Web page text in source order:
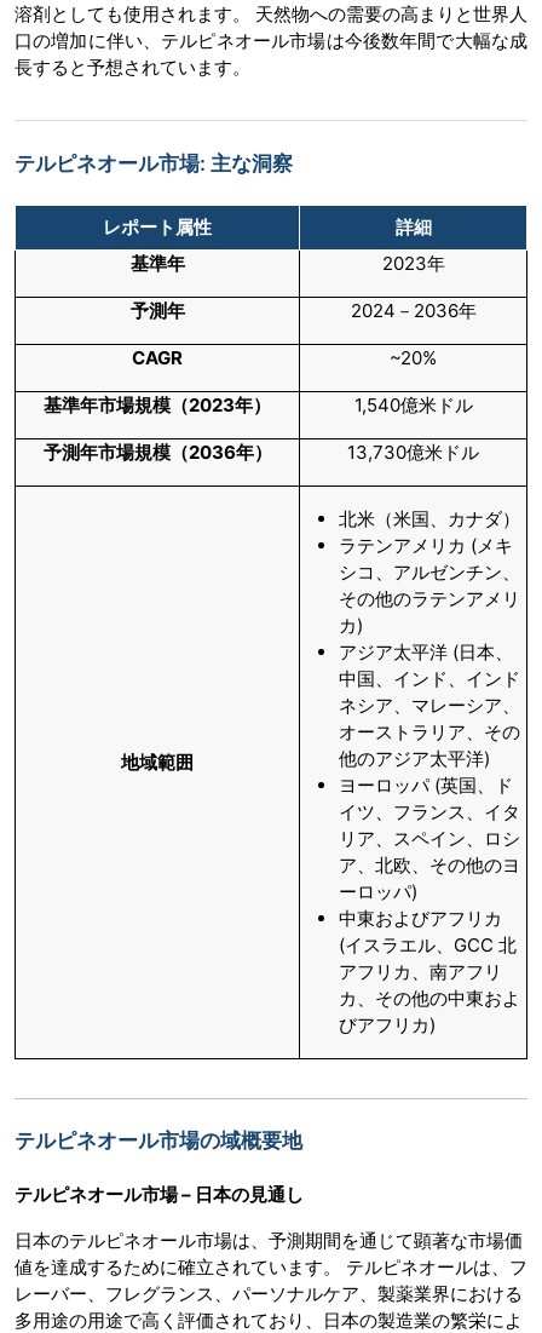
溶剤としても使用されます。 天然物への需要の高まりと世界人
口の増加に伴い、テルピネオール市場は今後数年間で大幅な成
長すると予想されています。
テルピネオール市場: 主な洞察
レポート属性
詳細
基準年
2023年
予測年 2024－2036年
CAGR ~20%
基準年市場規模（2023年） 1,540億米ドル
予測年市場規模（2036年） 13,730億米ドル
地域範囲
北米（米国、カナダ）
ラテンアメリカ (メキ
シコ、アルゼンチン、
その他のラテンアメリ
カ)
アジア太平洋 (日本、
中国、インド、インド
ネシア、マレーシア、
オーストラリア、その
他のアジア太平洋)
ヨーロッパ (英国、ド
イツ、フランス、イタ
リア、スペイン、ロシ
ア、北欧、その他のヨ
ーロッパ)
中東およびアフリカ
(イスラエル、GCC 北
アフリカ、南アフリ
カ、その他の中東およ
びアフリカ)
テルピネオール市場の域概要地
テルピネオール市場 – 日本の見通し
日本のテルピネオール市場は、予測期間を通じて顕著な市場価
値を達成するために確立されています。 テルピネオールは、フ
レーバー、フレグランス、パーソナルケア、製薬業界における
多用途の用途で高く評価されており、日本の製造業の繁栄によ